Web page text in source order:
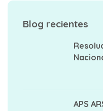
Blog recientes
APS